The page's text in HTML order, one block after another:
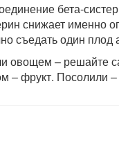
бета-
снижает именно
съедать один
овощем – решайте
– фрукт. Посолили